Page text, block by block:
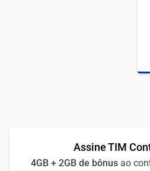
Assine TIM
4GB + 2GB de bônus ao